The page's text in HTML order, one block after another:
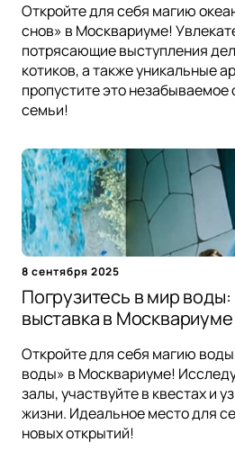
Откройте для себя магию
снов» в Москвариуме!
потрясающие выступления
котиков, а также уникальные
пропустите это незабываемое
семьи!
8 сентября 2025
Погрузитесь в мир
выставка в Москвариуме
Откройте для себя магию
воды» в Москвариуме!
залы, участвуйте в квестах и
жизни. Идеальное место для
новых открытий!